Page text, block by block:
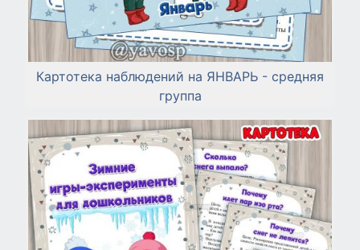
Картотека наблюдений на ЯНВАРЬ - средняя
группа